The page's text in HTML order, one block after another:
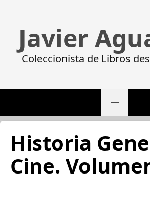
Javier
Coleccionista de Libros
Historia
Cine.